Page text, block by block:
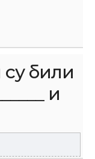
били
и